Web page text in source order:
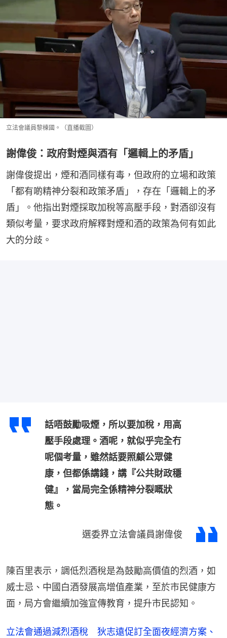
立法會議員黎棟國。（直播截圖）
謝偉俊：政府對煙與酒有「邏輯上的矛盾」
謝偉俊提出，煙和酒同樣有毒，但政府的立場和政策
「都有啲精神分裂和政策矛盾」，存在「邏輯上的矛
盾」。他指出對煙採取加稅等高壓手段，對酒卻沒有
類似考量，要求政府解釋對煙和酒的政策為何有如此
大的分歧。
話唔鼓勵吸煙，所以要加稅，用高
壓手段處理。酒呢，就似乎完全冇
呢個考量，雖然話要照顧公眾健
康，但都係講錢，講『公共財政穩
健』，當局完全係精神分裂嘅狀
態。
選委界立法會議員謝偉俊
陳百里表示，調低烈酒稅是為鼓勵高價值的烈酒，如
威士忌、中國白酒發展高增值產業，至於市民健康方
面，局方會繼續加強宣傳教育，提升市民認知。
立法會通過減烈酒稅 狄志遠促訂全面夜經濟方案、